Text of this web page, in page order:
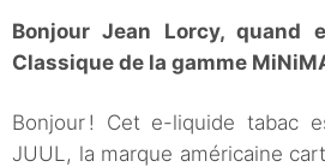
Bonjour Jean Lorcy, quand
Classique de la gamme
Bonjour ! Cet e-liquide tabac
JUUL, la marque américaine